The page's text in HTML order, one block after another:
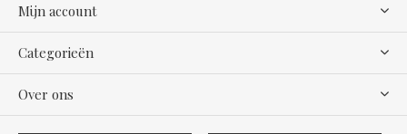
Mijn account
Categorieën
Over ons